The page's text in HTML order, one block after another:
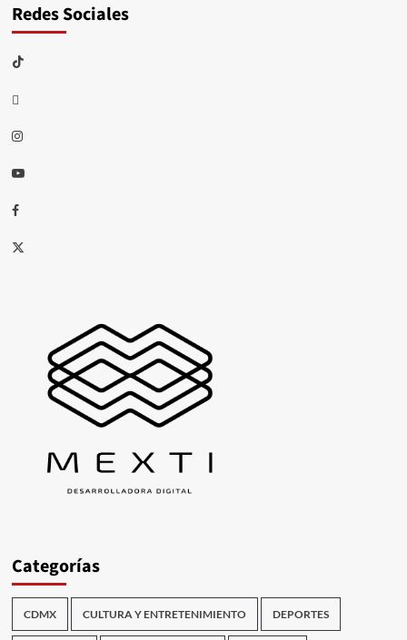
Redes Sociales
TikTok
threads
Instagram
Youtube
Facebook
X
Categorías
CDMX CULTURA Y ENTRETENIMIENTO DEPORTES